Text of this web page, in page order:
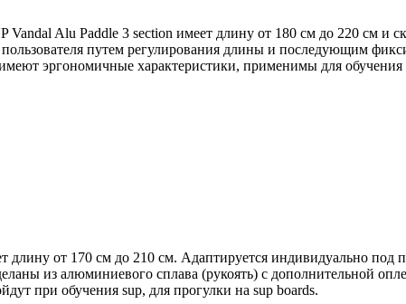
Alu Paddle 3 section имеет длину от 180 см до 220 см и
путем регулирования длины и последующим
эргономичные характеристики, применимы для обучения
длину от 170 см до 210 см. Адаптируется индивидуально под
из алюминиевого сплава (рукоять) c дополнительной
при обучения sup, для прогулки на sup boards.